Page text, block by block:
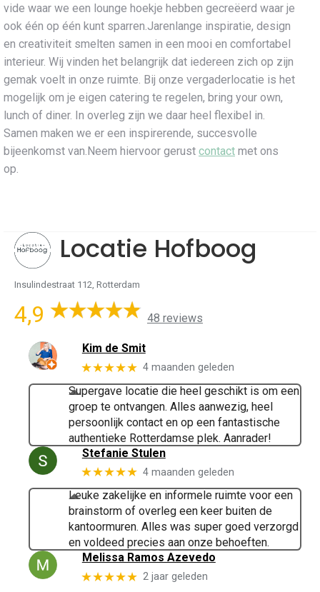
vide waar we een lounge hoekje hebben gecreëerd waar je
ook één op één kunt sparren.Jarenlange inspiratie, design
en creativiteit smelten samen in een mooi en comfortabel
interieur. Wij vinden het belangrijk dat iedereen zich op zijn
gemak voelt in onze ruimte. Bij onze vergaderlocatie is het
mogelijk om je eigen catering te regelen, bring your own,
lunch of diner. In overleg zijn we daar heel flexibel in.
Samen maken we er een inspirerende, succesvolle
bijeenkomst van.Neem hiervoor gerust contact met ons
op.
Locatie Hofboog
Insulindestraat 112, Rotterdam
4,9 48 reviews
Kim de Smit
★★★★★ 4 maanden geleden
Supergave locatie die heel geschikt is om een
groep te ontvangen. Alles aanwezig, heel
persoonlijk contact en op een fantastische
authentieke Rotterdamse plek. Aanrader!
Stefanie Stulen
★★★★★ 4 maanden geleden
Leuke zakelijke en informele ruimte voor een
brainstorm of overleg een keer buiten de
kantoormuren. Alles was super goed verzorgd
en voldeed precies aan onze behoeften.
Melissa Ramos Azevedo
★★★★★ 2 jaar geleden